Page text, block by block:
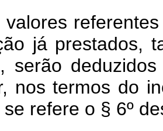
já prestados,
serão
nos termos do
refere o § 6º